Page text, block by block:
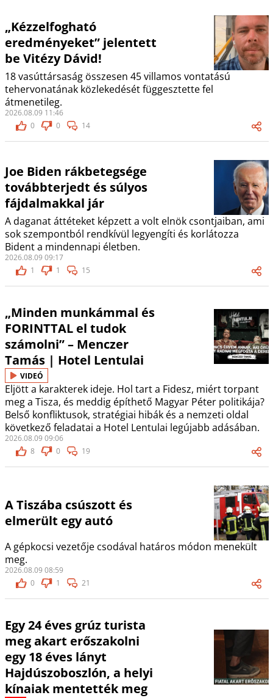
„Kézzelfogható
eredményeket” jelentett
be Vitézy Dávid!
18 vasúttársaság összesen 45 villamos vontatású
tehervonatának közlekedését függesztette fel
átmenetileg.
2026.08.09 11:46
0
0 14
Joe Biden rákbetegsége
továbbterjedt és súlyos
fájdalmakkal jár
A daganat áttéteket képzett a volt elnök csontjaiban, ami
sok szempontból rendkívül legyengíti és korlátozza
Bident a mindennapi életben.
2026.08.09 09:17
1
1 15
„Minden munkámmal és
FORINTTAL el tudok
számolni” – Menczer
Tamás | Hotel Lentulai
VIDEÓ
Eljött a karakterek ideje. Hol tart a Fidesz, miért torpant
meg a Tisza, és meddig építhető Magyar Péter politikája?
Belső konfliktusok, stratégiai hibák és a nemzeti oldal
következő feladatai a Hotel Lentulai legújabb adásában.
2026.08.09 09:06
8
0 19
A Tiszába csúszott és
elmerült egy autó
A gépkocsi vezetője csodával határos módon menekült
meg.
2026.08.09 08:59
0
1 21
Egy 24 éves grúz turista
meg akart erőszakolni
egy 18 éves lányt
Hajdúszoboszlón, a helyi
kínaiak mentették meg